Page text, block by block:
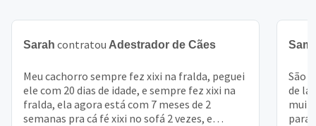
Sarah contratou Adestrador de Cães
Meu cachorro sempre fez xixi na fralda, peguei
ele com 20 dias de idade, e sempre fez xixi na
fralda, ela agora está com 7 meses de 2
semanas pra cá fé xixi no sofá 2 vezes, e
São
de
para